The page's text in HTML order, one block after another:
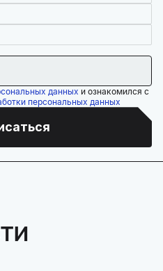
данных и ознакомился с
персональных данных